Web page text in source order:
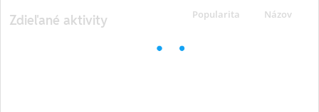
Popularita Názov
Zdieľané aktivity